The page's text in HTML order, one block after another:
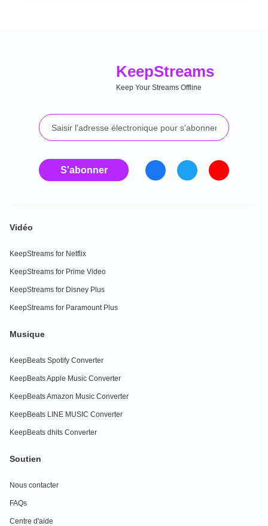
KeepStreams
Keep Your Streams Offline
S'abonner
Vidéo
KeepStreams for Netflix
KeepStreams for Prime Video
KeepStreams for Disney Plus
KeepStreams for Paramount Plus
Musique
KeepBeats Spotify Converter
KeepBeats Apple Music Converter
KeepBeats Amazon Music Converter
KeepBeats LINE MUSIC Converter
KeepBeats dhits Converter
Soutien
Nous contacter
FAQs
Centre d'aide